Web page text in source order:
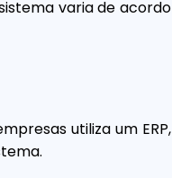
varia de acordo
utiliza um ERP,